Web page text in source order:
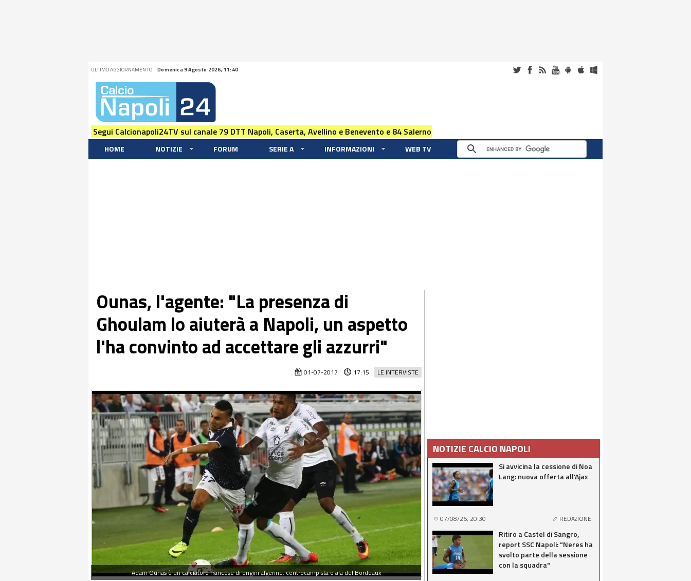
ULTIMO AGGIORNAMENTO: Domenica 9 Agosto 2026, 11:40
Segui Calcionapoli24TV sul canale 79 DTT Napoli, Caserta, Avellino e Benevento e 84 Salerno
HOME NOTIZIE FORUM SERIE A INFORMAZIONI WEB TV
Ounas, l'agente: "La presenza di
Ghoulam lo aiuterà a Napoli, un aspetto
l'ha convinto ad accettare gli azzurri"
LE INTERVISTE
01-07-2017 17:15
Adam Ounas è un calciatore francese di origini algerine, centrocampista o ala del Bordeaux
NOTIZIE CALCIO NAPOLI
Si avvicina la cessione di Noa
Lang: nuova offerta all'Ajax
07/08/26, 20:30 REDAZIONE
Ritiro a Castel di Sangro,
report SSC Napoli: "Neres ha
svolto parte della sessione
con la squadra"